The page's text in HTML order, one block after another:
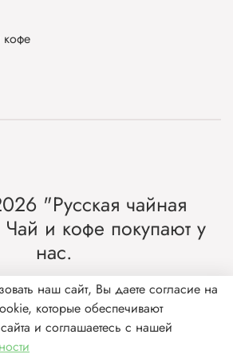
"Русская чайная
и кофе покупают у
нас.
чая и кофе от лидера
рынка России.
наш сайт, Вы даете согласие на
которые обеспечивают
и соглашаетесь с нашей